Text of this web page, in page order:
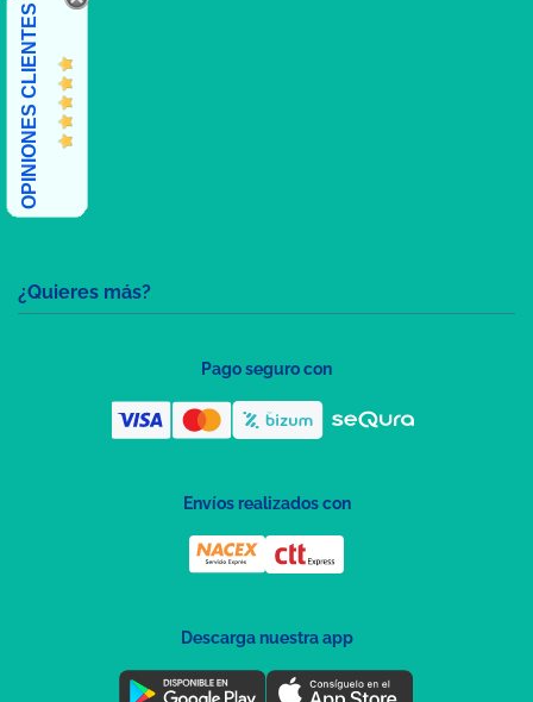
¿Quieres más?
OPINIONES CLIENTES
Pago seguro con
Envíos realizados con
Descarga nuestra app